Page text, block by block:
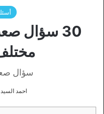
30 سؤال
سؤال
احمد السيد